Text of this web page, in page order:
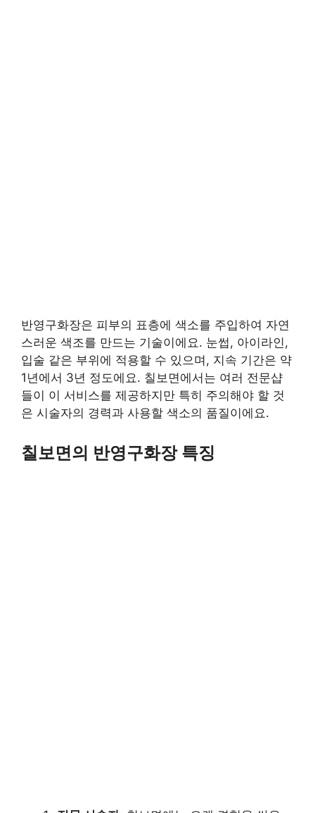
반영구화장은 피부의 표층에 색소를 주입하여 자연
스러운 색조를 만드는 기술이에요. 눈썹, 아이라인,
입술 같은 부위에 적용할 수 있으며, 지속 기간은 약
1년에서 3년 정도에요. 칠보면에서는 여러 전문샵
들이 이 서비스를 제공하지만 특히 주의해야 할 것
은 시술자의 경력과 사용할 색소의 품질이에요.
칠보면의 반영구화장 특징